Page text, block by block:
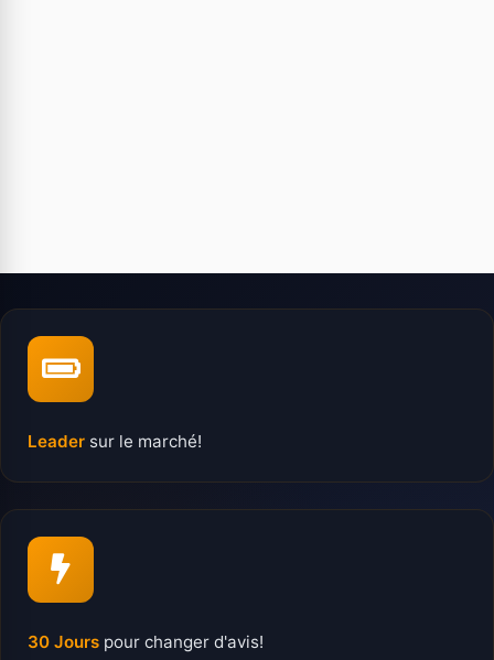
Leader sur le marché!
30 Jours pour changer d'avis!